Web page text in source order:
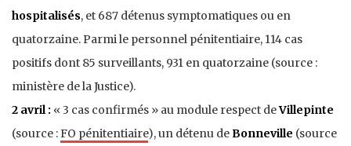
hospitalisés, et 687 détenus symptomatiques ou en
quatorzaine. Parmi le personnel pénitentiaire, 114 cas
positifs dont 85 surveillants, 931 en quatorzaine (source :
ministère de la Justice).
2 avril : « 3 cas confirmés » au module respect deVillepinte
(source :FO pénitentiaire), un détenu deBonneville (source